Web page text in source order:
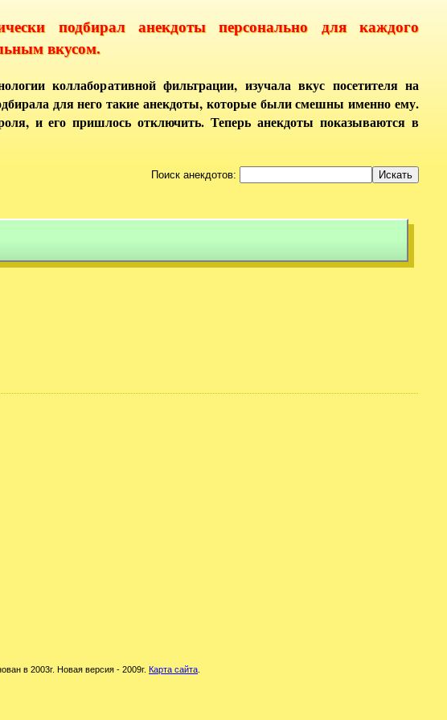
подбирал анекдоты персонально для каждого
вкусом.
коллаборативной фильтрации, изучала вкус посетителя на
для него такие анекдоты, которые были смешны именно ему.
и его пришлось отключить. Теперь анекдоты показываются в
Поиск анекдотов:
в 2003г. Новая версия - 2009г. Карта сайта